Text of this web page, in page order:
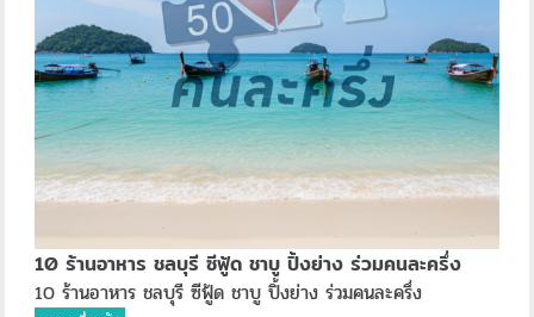
10 ร้านอาหาร ชลบุรี ซีฟู้ด ชาบู ปิ้งย่าง ร่วมคนละครึ่ง
10 ร้านอาหาร ชลบุรี ซีฟู้ด ชาบู ปิ้งย่าง ร่วมคนละครึ่ง